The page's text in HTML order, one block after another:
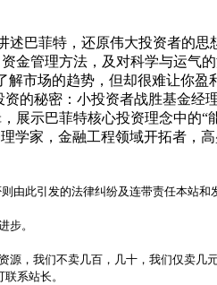
述巴菲特，还原伟大投资者的
金管理方法，及对科学与运气
市场的趋势，但却很难让你
的秘密：小投资者战胜基金经
示巴菲特核心投资理念中的“
学家，金融工程领域开拓者，
此引发的法律纠纷及连带责任本站
步。
，我们不卖几百，几十，我们仅卖几
系站长。